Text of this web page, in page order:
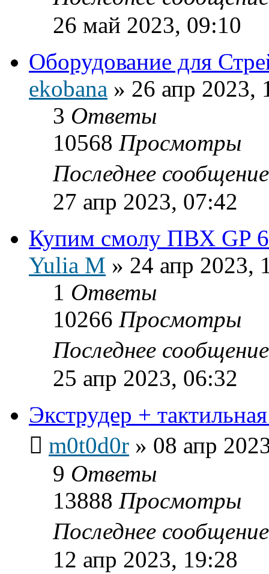
26 май 2023, 09:10
Оборудование для
ekobana » 26 апр 2023,
3 Ответы
10568 Просмотры
Последнее
27 апр 2023, 07:42
Купим смолу ПВХ GP
Yulia M » 24 апр 2023,
1 Ответы
10266 Просмотры
Последнее
25 апр 2023, 06:32
Экструдер +
m0t0d0r » 08 апр
9 Ответы
13888 Просмотры
Последнее
12 апр 2023, 19:28